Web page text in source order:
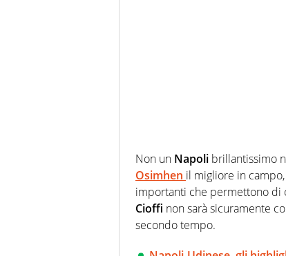
Non un Napoli brillantissimo
Osimhen il migliore in
importanti che permettono di
Cioffi non sarà sicuramente
secondo tempo.